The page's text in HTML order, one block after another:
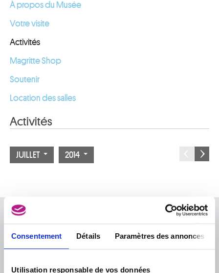
Consentement Détails Paramètres des annonces
Utilisation responsable de vos données
À propos du Musée
Votre visite
Activités
Magritte Shop
Soutenir
Location des salles
Activités
JUILLET 2014
Publications